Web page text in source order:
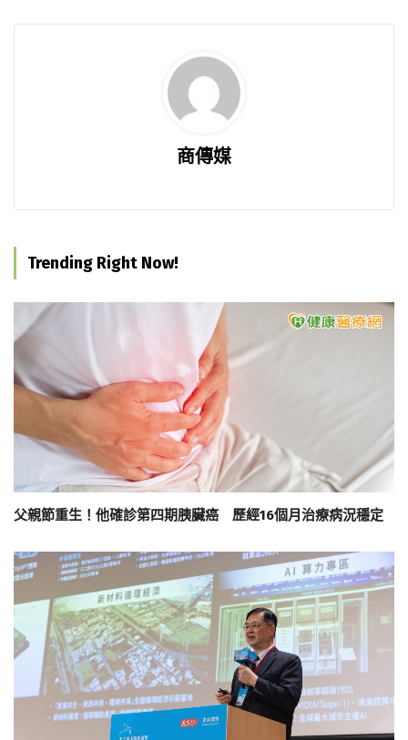
商傳媒
Trending Right Now!
父親節重生！他確診第四期胰臟癌 歷經16個月治療病況穩定